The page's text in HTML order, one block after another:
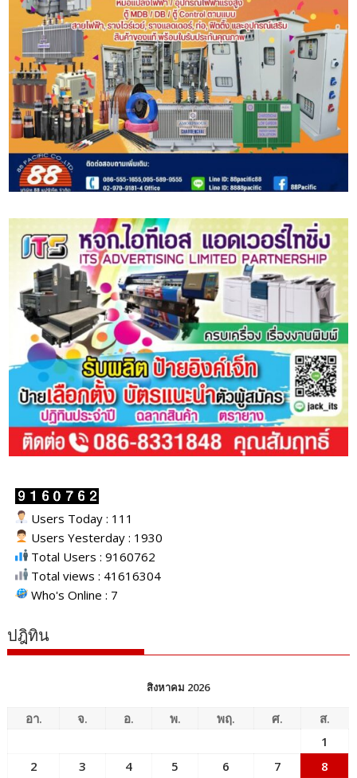
Users Today : 111
Users Yesterday : 1930
Total Users : 9160762
Total views : 41616304
Who's Online : 7
ปฎิทิน
สิงหาคม 2026
อา. จ. อ. พ. พฤ. ศ.
ส.
1
2
3 4 5 6 7
8